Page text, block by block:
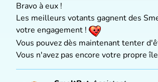
Bravo à eux !
Les meilleurs votants gagnent des
votre engagement !
Vous pouvez dès maintenant tenter
Vous n'avez pas encore votre propre